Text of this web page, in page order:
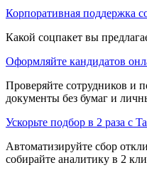
Корпоративная поддержка
Какой соцпакет вы
Оформляйте кандидатов
Проверяйте сотрудников и
документы без бумаг и
Ускорьте подбор в 2 раза с
Автоматизируйте сбор
собирайте аналитику в 2